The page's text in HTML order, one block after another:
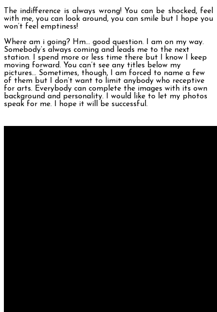
The indifference is always wrong! You can be shocked, feel
with me, you can look around, you can smile but I hope you
won’t feel emptiness!
Where am i going? Hm… good question. I am on my way.
Somebody’s always coming and leads me to the next
station. I spend more or less time there but I know I keep
moving forward. You can’t see any titles below my
pictures… Sometimes, though, I am forced to name a few
of them but I don’t want to limit anybody who receptive
for arts. Everybody can complete the images with its own
background and personality. I would like to let my photos
speak for me. I hope it will be successful.